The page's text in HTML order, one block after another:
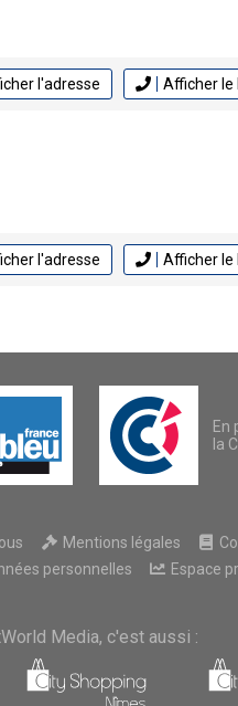
l'adresse Afficher le
l'adresse Afficher le
En
la
Mentions légales
personnelles
Espace
Media, c'est aussi :